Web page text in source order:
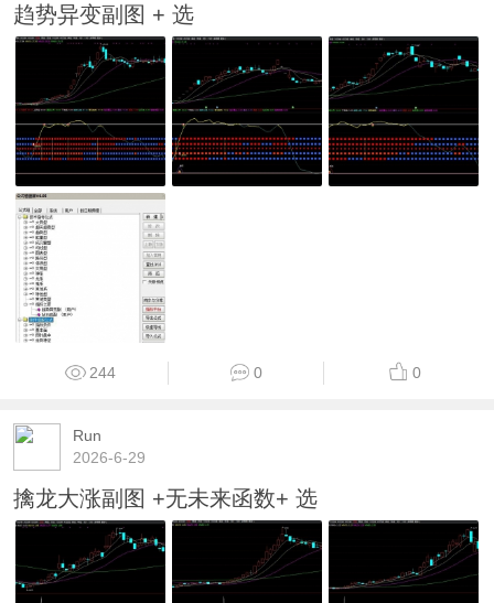
趋势异变副图 + 选
244 0 0
Run
2026-6-29
擒龙大涨副图 +无未来函数+ 选